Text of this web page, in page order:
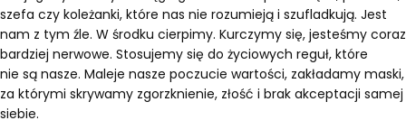
szefa czy koleżanki, które nas nie rozumieją i szufladkują. Jest
nam z tym źle. W środku cierpimy. Kurczymy się, jesteśmy coraz
bardziej nerwowe. Stosujemy się do życiowych reguł, które
nie są nasze. Maleje nasze poczucie wartości, zakładamy maski,
za którymi skrywamy zgorzknienie, złość i brak akceptacji samej
siebie.